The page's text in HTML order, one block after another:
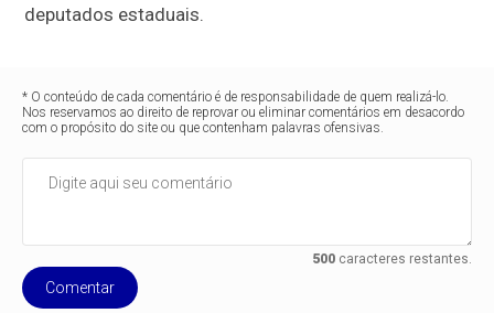
deputados estaduais.
* O conteúdo de cada comentário é de responsabilidade de quem realizá-lo.
Nos reservamos ao direito de reprovar ou eliminar comentários em desacordo
com o propósito do site ou que contenham palavras ofensivas.
500caracteres restantes.
Comentar